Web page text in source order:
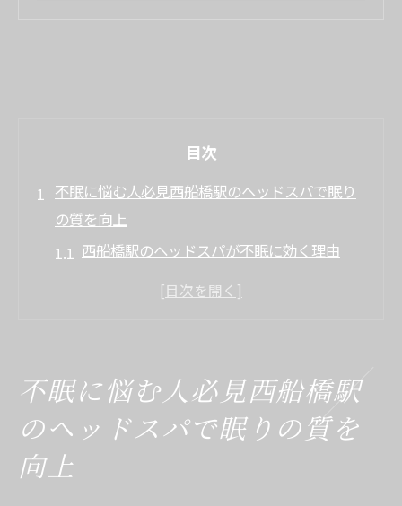
目次
不眠に悩む人必見西船橋駅のヘッドスパで眠り
の質を向上
西船橋駅のヘッドスパが不眠に効く理由
睡眠の質を高める施術の流れ
体験者の声：ヘッドスパで得られる安眠
専門家が語るヘッドスパの効果
西船橋駅周辺で話題のヘッドスパがあなたの不
眠を解消
不眠に悩む人必見西船橋駅
のヘッドスパで眠りの質を
向上